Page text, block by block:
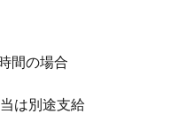
間の場合
は別途支給